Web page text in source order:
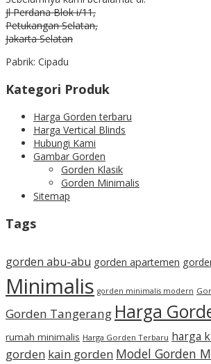
Jl Perdana Blok i/11,
Petukangan Selatan,
Jakarta Selatan
Pabrik: Cipadu
Kategori Produk
Harga Gorden terbaru
Harga Vertical Blinds
Hubungi Kami
Gambar Gorden
Gorden Klasik
Gorden Minimalis
Sitemap
Tags
gorden abu-abu gorden apartemen
Minimalis gorden minimalis modern
Gorden Tangerang Harga
rumah minimalis Harga Gorden Terbaru harga
gorden kain gorden Model Gorden